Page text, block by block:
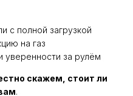
с полной загрузкой
на газ
за рулём
скажем, стоит ли
.